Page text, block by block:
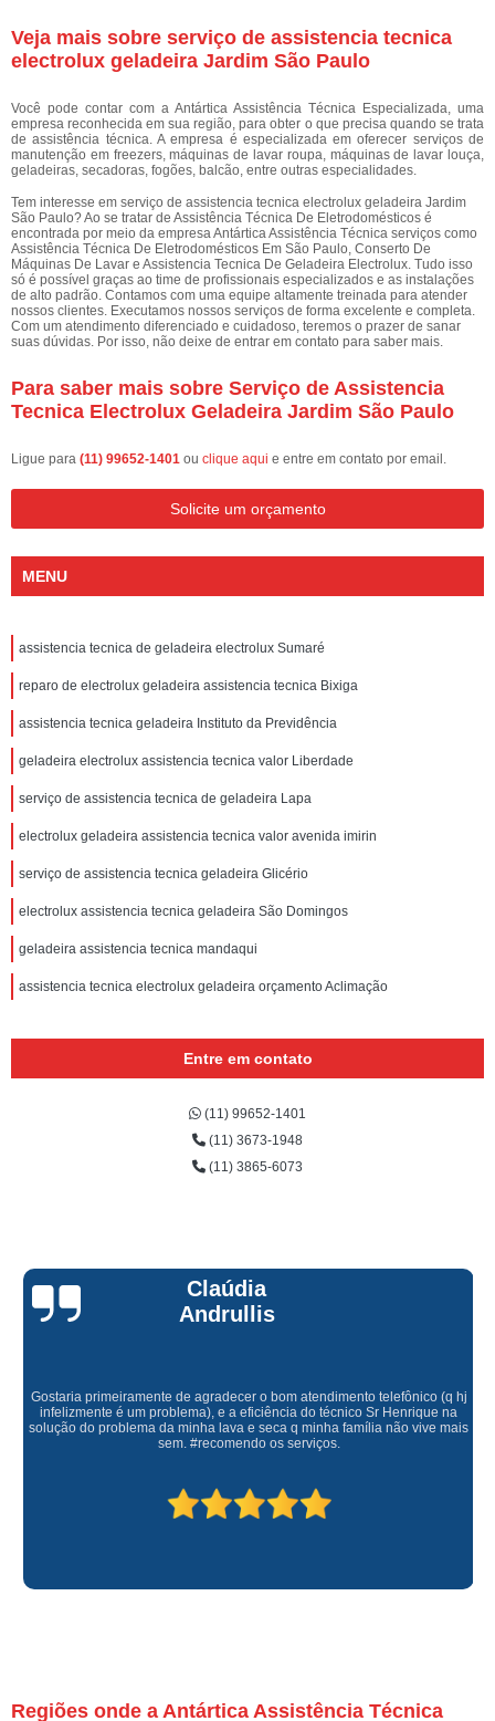
Veja mais sobre serviço de assistencia tecnica
electrolux geladeira Jardim São Paulo
Você pode contar com a Antártica Assistência Técnica Especializada, uma
empresa reconhecida em sua região, para obter o que precisa quando se trata
de assistência técnica. A empresa é especializada em oferecer serviços de
manutenção em freezers, máquinas de lavar roupa, máquinas de lavar louça,
geladeiras, secadoras, fogões, balcão, entre outras especialidades.
Tem interesse em serviço de assistencia tecnica electrolux geladeira Jardim
São Paulo? Ao se tratar de Assistência Técnica De Eletrodomésticos é
encontrada por meio da empresa Antártica Assistência Técnica serviços como
Assistência Técnica De Eletrodomésticos Em São Paulo, Conserto De
Máquinas De Lavar e Assistencia Tecnica De Geladeira Electrolux. Tudo isso
só é possível graças ao time de profissionais especializados e as instalações
de alto padrão. Contamos com uma equipe altamente treinada para atender
nossos clientes. Executamos nossos serviços de forma excelente e completa.
Com um atendimento diferenciado e cuidadoso, teremos o prazer de sanar
suas dúvidas. Por isso, não deixe de entrar em contato para saber mais.
Para saber mais sobre Serviço de Assistencia
Tecnica Electrolux Geladeira Jardim São Paulo
Ligue para (11) 99652-1401 ou clique aqui e entre em contato por email.
Solicite um orçamento
MENU
assistencia tecnica de geladeira electrolux Sumaré
reparo de electrolux geladeira assistencia tecnica Bixiga
assistencia tecnica geladeira Instituto da Previdência
geladeira electrolux assistencia tecnica valor Liberdade
serviço de assistencia tecnica de geladeira Lapa
electrolux geladeira assistencia tecnica valor avenida imirin
serviço de assistencia tecnica geladeira Glicério
electrolux assistencia tecnica geladeira São Domingos
geladeira assistencia tecnica mandaqui
assistencia tecnica electrolux geladeira orçamento Aclimação
Entre em contato
(11) 99652-1401
(11) 3673-1948
(11) 3865-6073
Claúdia
Andrullis
Gostaria primeiramente de agradecer o bom atendimento telefônico (q hj
infelizmente é um problema), e a eficiência do técnico Sr Henrique na
solução do problema da minha lava e seca q minha família não vive mais
sem. #recomendo os serviços.
Regiões onde a Antártica Assistência Técnica